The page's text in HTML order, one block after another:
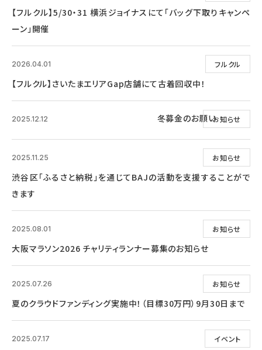
【フルクル】5/30・31 横浜ジョイナスにて「バッグ下取りキャンペ
ーン」開催
フルクル
2026.04.01
【フルクル】さいたまエリアGap店舗にて古着回収中！
お知らせ
2025.12.12 冬募金のお願い
お知らせ
2025.11.25
渋谷区「ふるさと納税」を通じてBAJの活動を支援することがで
きます
お知らせ
2025.08.01
大阪マラソン2026 チャリティランナー募集のお知らせ
お知らせ
2025.07.26
夏のクラウドファンディング実施中！（目標30万円）9月30日まで
イベント
2025.07.17